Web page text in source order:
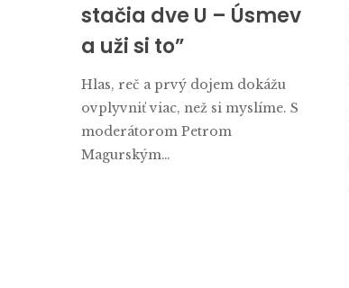
stačia dve U – Úsmev
a uži si to”
Hlas, reč a prvý dojem dokážu
ovplyvniť viac, než si myslíme. S
moderátorom Petrom
Magurským…